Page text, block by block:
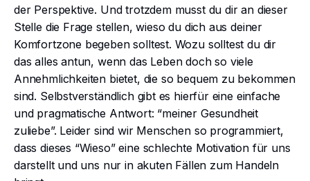
der Perspektive. Und trotzdem musst du dir an dieser
Stelle die Frage stellen, wieso du dich aus deiner
Komfortzone begeben solltest. Wozu solltest du dir
das alles antun, wenn das Leben doch so viele
Annehmlichkeiten bietet, die so bequem zu bekommen
sind. Selbstverständlich gibt es hierfür eine einfache
und pragmatische Antwort: “meiner Gesundheit
zuliebe”. Leider sind wir Menschen so programmiert,
dass dieses “Wieso” eine schlechte Motivation für uns
darstellt und uns nur in akuten Fällen zum Handeln